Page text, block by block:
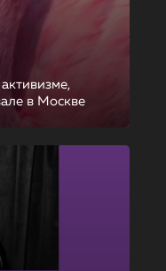
в Москве